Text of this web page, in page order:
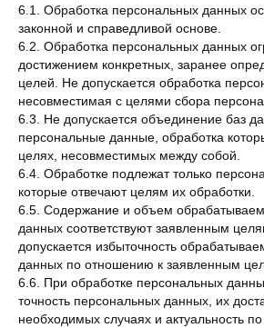
6.1. Обработка персональных данных
законной и справедливой основе.
6.2. Обработка персональных данных
достижением конкретных, заранее
целей. Не допускается обработка
несовместимая с целями сбора
6.3. Не допускается объединение баз
персональные данные, обработка
целях, несовместимых между собой.
6.4. Обработке подлежат только
которые отвечают целям их обработки.
6.5. Содержание и объем
данных соответствуют заявленным
допускается избыточность
данных по отношению к заявленным
6.6. При обработке персональных
точность персональных данных, их
необходимых случаях и актуальность